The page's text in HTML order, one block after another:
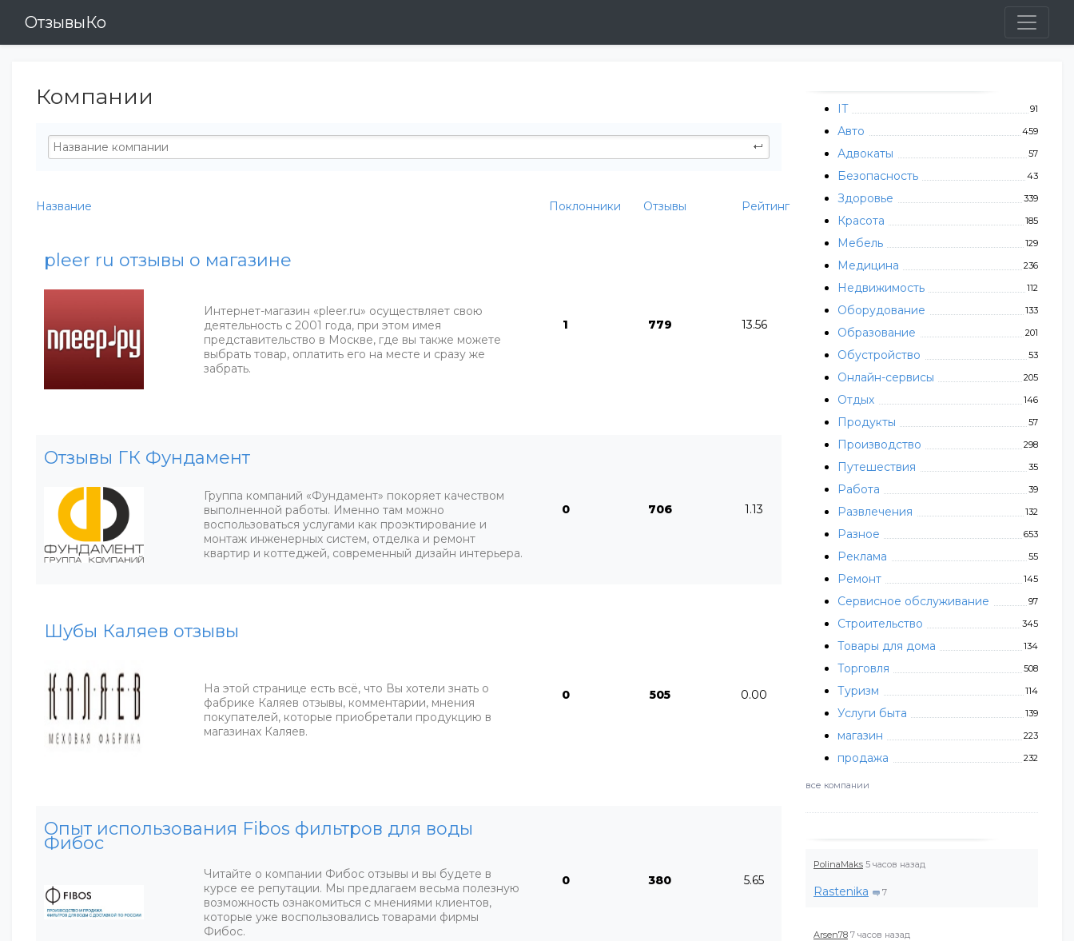
ОтзывыКо
IT 91
Авто 459
Адвокаты 57
Безопасность 43
Здоровье 339
Красота 185
Мебель 129
Медицина 236
Недвижимость 112
Оборудование 133
Образование 201
Обустройство 53
Онлайн-сервисы 205
Отдых 146
Продукты 57
Производство 298
Путешествия 35
Работа 39
Развлечения 132
Разное 653
Реклама 55
Ремонт 145
Сервисное обслуживание 97
Строительство 345
Товары для дома 134
Торговля 508
Туризм 114
Услуги быта 139
магазин 223
продажа 232
все компании
PolinaMaks 5 часов назад
Rastenika 7
Arsen78 7 часов назад
Компании
Название Поклонники Отзывы Рейтинг
pleer ru отзывы о магазине
Интернет-магазин «pleer.ru» осуществляет свою
деятельность с 2001 года, при этом имея
представительство в Москве, где вы также можете
выбрать товар, оплатить его на месте и сразу же
забрать.
1 779 13.56
Отзывы ГК Фундамент
Группа компаний «Фундамент» покоряет качеством
выполненной работы. Именно там можно
воспользоваться услугами как проэктирование и
монтаж инженерных систем, отделка и ремонт
квартир и коттеджей, современный дизайн интерьера.
0 706 1.13
Шубы Каляев отзывы
На этой странице есть всё, что Вы хотели знать о
фабрике Каляев отзывы, комментарии, мнения
покупателей, которые приобретали продукцию в
магазинах Каляев.
0 505 0.00
Опыт использования Fibos фильтров для воды
Фибос
Читайте о компании Фибос отзывы и вы будете в
курсе ее репутации. Мы предлагаем весьма полезную
возможность ознакомиться с мнениями клиентов,
которые уже воспользовались товарами фирмы
Фибос.
0 380 5.65